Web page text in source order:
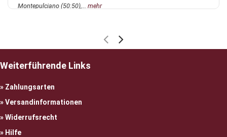
Montepulciano (50:50),... mehr
Weiterführende Links
Zahlungsarten
Versandinformationen
Widerrufsrecht
Hilfe